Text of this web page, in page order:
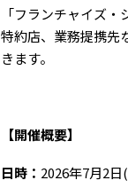
「フランチャイズ
特約店、業務提携先
きます。
【開催概要】
日時： 2026年7月2